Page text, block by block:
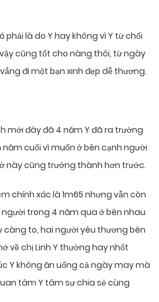
phải là do Y hay không vì Y từ chối
cũng tốt cho nàng thôi, từ ngày
đi một bạn xinh đẹp dễ thương.
mới đây đã 4 năm Y đã ra trường
cuối vì muốn ở bên cạnh người
này cũng trưởng thành hơn trước.
chính xác là 1m65 nhưng vẫn còn
trong 4 năm qua ở bên nhau
càng to, hai người yêu thương bên
về chị Linh Y thường hay nhốt
Y không ăn uống cả ngày may mà
tâm Y tâm sự chia sẻ cùng